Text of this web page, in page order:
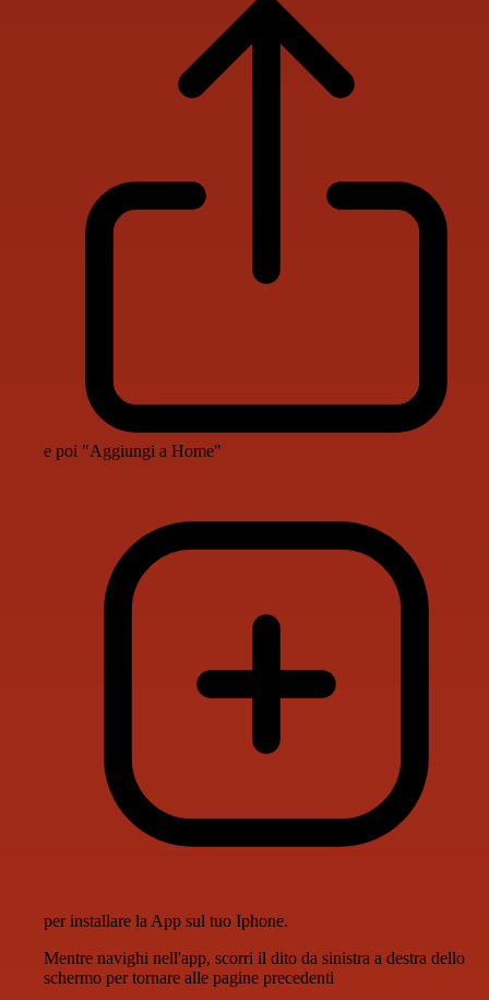
e poi "Aggiungi a Home"
per installare la App sul tuo Iphone.
Mentre navighi nell'app, scorri il dito da sinistra a destra dello
schermo per tornare alle pagine precedenti